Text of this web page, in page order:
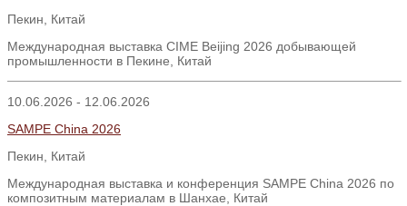
Пекин, Китай
Международная выставка CIME Beijing 2026 добывающей
промышленности в Пекине, Китай
10.06.2026 - 12.06.2026
SAMPE China 2026
Пекин, Китай
Международная выставка и конференция SAMPE China 2026 по
композитным материалам в Шанхае, Китай